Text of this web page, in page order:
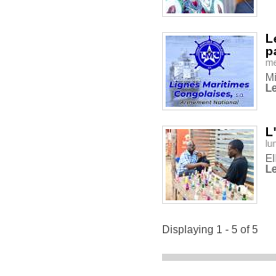
Displaying 1 - 5 of 5